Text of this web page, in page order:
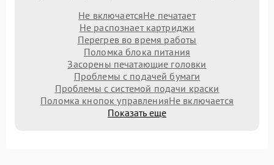
Не включаетсяНе печатает
Не распознает картриджи
Перегрев во время работы
Поломка блока питания
Засорены печатающие головки
Проблемы с подачей бумаги
Проблемы с системой подачи краски
Поломка кнопок управленияНе включается
Показать еще